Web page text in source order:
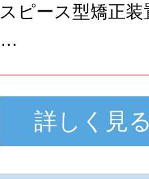
ピース型矯正
…
詳しく見